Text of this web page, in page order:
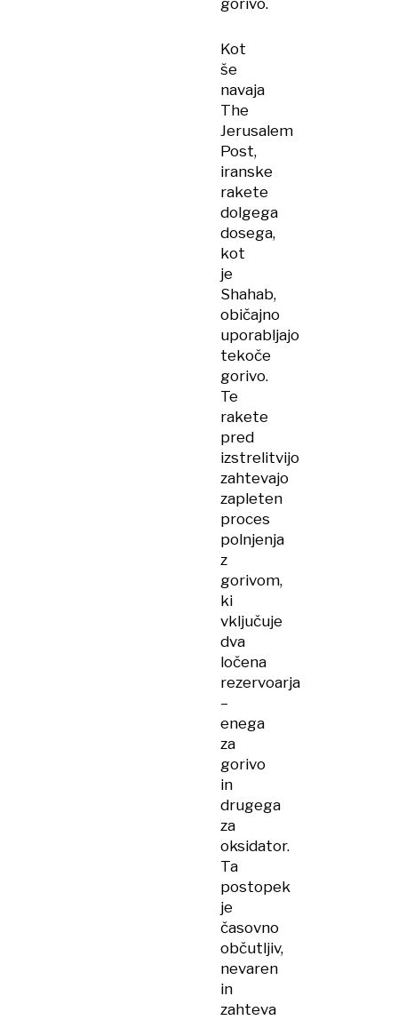
gorivo.
Kot
še
navaja
The
Jerusalem
Post,
iranske
rakete
dolgega
dosega,
kot
je
Shahab,
običajno
uporabljajo
tekoče
gorivo.
Te
rakete
pred
izstrelitvijo
zahtevajo
zapleten
proces
polnjenja
z
gorivom,
ki
vključuje
dva
ločena
rezervoarja
–
enega
za
gorivo
in
drugega
za
oksidator.
Ta
postopek
je
časovno
občutljiv,
nevaren
in
zahteva